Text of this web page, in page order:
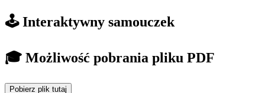
🕹️ Interaktywny samouczek
🎓 Możliwość pobrania pliku PDF
Pobierz plik tutaj